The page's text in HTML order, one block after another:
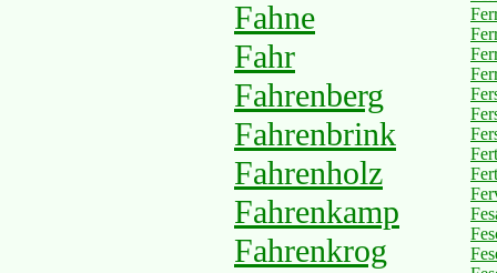
Fahne
Fahr
Fahrenberg
Fahrenbrink
Fahrenholz
Fahrenkamp
Fahrenkrog
Fert